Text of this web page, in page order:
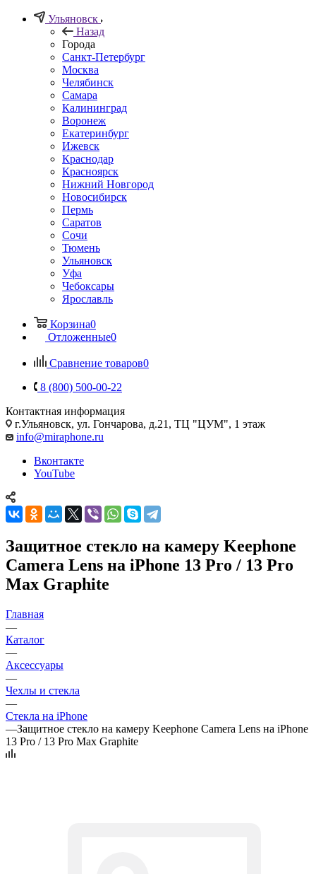
Ульяновск
Назад
Города
Санкт-Петербург
Москва
Челябинск
Самара
Калининград
Воронеж
Екатеринбург
Ижевск
Краснодар
Красноярск
Нижний Новгород
Новосибирск
Пермь
Саратов
Сочи
Тюмень
Ульяновск
Уфа
Чебоксары
Ярославль
Корзина0
Отложенные0
Сравнение товаров0
8 (800) 500-00-22
Контактная информация
г.Ульяновск, ул. Гончарова, д.21, ТЦ "ЦУМ", 1 этаж
info@miraphone.ru
Вконтакте
YouTube
Защитное стекло на камеру Keephone
Camera Lens на iPhone 13 Pro / 13 Pro
Max Graphite
Главная
—
Каталог
—
Аксессуары
—
Чехлы и стекла
—
Стекла на iPhone
—Защитное стекло на камеру Keephone Camera Lens на iPhone
13 Pro / 13 Pro Max Graphite